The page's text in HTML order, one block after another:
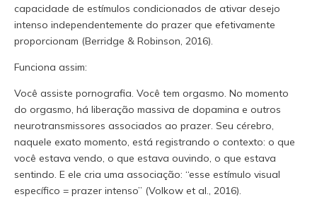
capacidade de estímulos condicionados de ativar desejo
intenso independentemente do prazer que efetivamente
proporcionam (Berridge & Robinson, 2016).
Funciona assim:
Você assiste pornografia. Você tem orgasmo. No momento
do orgasmo, há liberação massiva de dopamina e outros
neurotransmissores associados ao prazer. Seu cérebro,
naquele exato momento, está registrando o contexto: o que
você estava vendo, o que estava ouvindo, o que estava
sentindo. E ele cria uma associação: “esse estímulo visual
específico = prazer intenso” (Volkow et al., 2016).